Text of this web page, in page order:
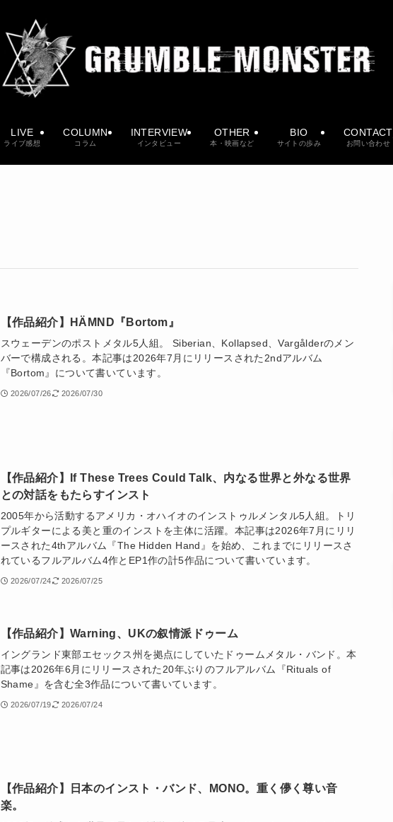
LIVE
ライブ感想
COLUMN
コラム
INTERVIEW
インタビュー
OTHER
本・映画など
BIO
サイトの歩み
CONTACT
お問い合わせ
【作品紹介】HÄMND『Bortom』
スウェーデンのポストメタル5人組。 Siberian、Kollapsed、Vargålderのメン
バーで構成される。本記事は2026年7月にリリースされた2ndアルバム
『Bortom』について書いています。
2026/07/26 2026/07/30
【作品紹介】If These Trees Could Talk、内なる世界と外なる世界
との対話をもたらすインスト
2005年から活動するアメリカ・オハイオのインストゥルメンタル5人組。トリ
プルギターによる美と重のインストを主体に活躍。本記事は2026年7月にリリ
ースされた4thアルバム『The Hidden Hand』を始め、これまでにリリースさ
れているフルアルバム4作とEP1作の計5作品について書いています。
2026/07/24 2026/07/25
【作品紹介】Warning、UKの叙情派ドゥーム
イングランド東部エセックス州を拠点にしていたドゥームメタル・バンド。本
記事は2026年6月にリリースされた20年ぶりのフルアルバム『Rituals of
Shame』を含む全3作品について書いています。
2026/07/19 2026/07/24
【作品紹介】日本のインスト・バンド、MONO。重く儚く尊い音
楽。